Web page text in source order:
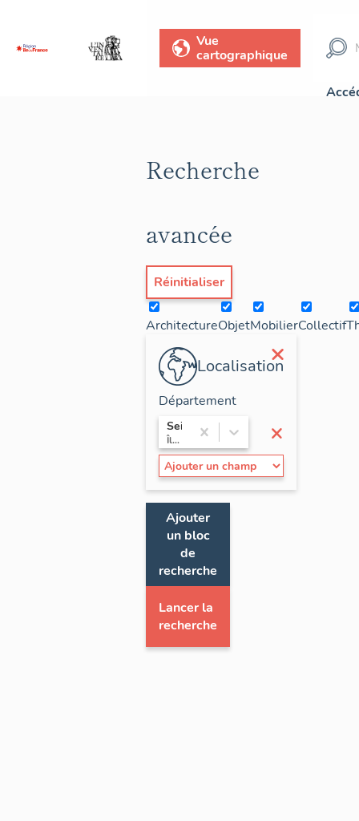
Vue
cartographique
Recherche
avancée
Réinitialiser
ArchitectureObjetMobilierCollectif
×
Localisation
×
Département
Seine-Saint-Denis
Île-de-France
Ajouter
un bloc
de
recherche
Lancer la
recherche